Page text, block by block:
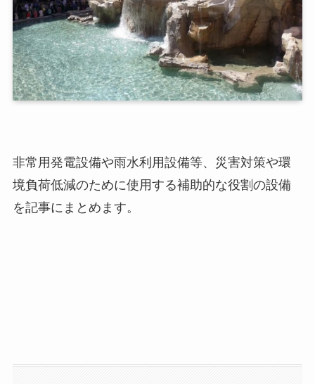
非常用発電設備や雨水利用設備等、災害対策や環
境負荷低減のために使用する補助的な役割の設備
を記事にまとめます。